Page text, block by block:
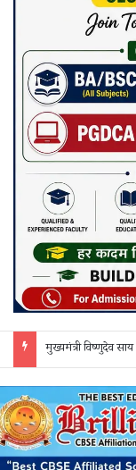
सक्ती: ₹90 लाख की